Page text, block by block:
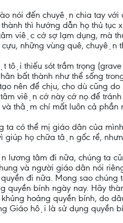
nói đến chuyện chia tay
thì hướng dẫn họ thủ
việc cớ sợ lạm dụng, mà
cựu, những vùng quê,
thiếu sót trầm trọng
bất thành như thể sống
nên để chịu, cho dù cũng
viện cớ này cớ nọ để
thậm chí mất luôn cả phần
ta có thể mị giáo dân của
giúp họ chữa tận gốc rể,
lương tâm đi nữa, chúng ta
và người giáo dân nói
đi nữa. Mong sao
quyền bính ngày nay. Hãy
hoảng quyền bính, do
Giáo hội là sử dụng quyền